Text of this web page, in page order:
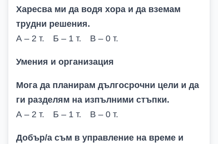
Харесва ми да водя хора и да вземам
трудни решения.
А – 2 т. Б – 1 т. В – 0 т.
Умения и организация
Мога да планирам дългосрочни цели и да
ги разделям на изпълними стъпки.
А – 2 т. Б – 1 т. В – 0 т.
Добър/а съм в управление на време и